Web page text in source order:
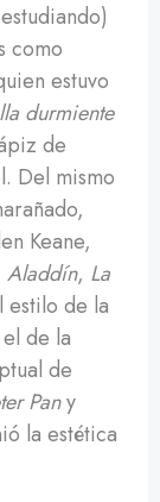
como
estuvo
durmiente
de
Del mismo
Keane,
Aladdín, La
de la
de la
de
Pany
la estética